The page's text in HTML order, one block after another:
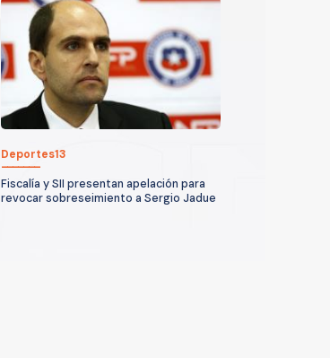
Deportes13
Fiscalía y SII presentan apelación para
revocar sobreseimiento a Sergio Jadue